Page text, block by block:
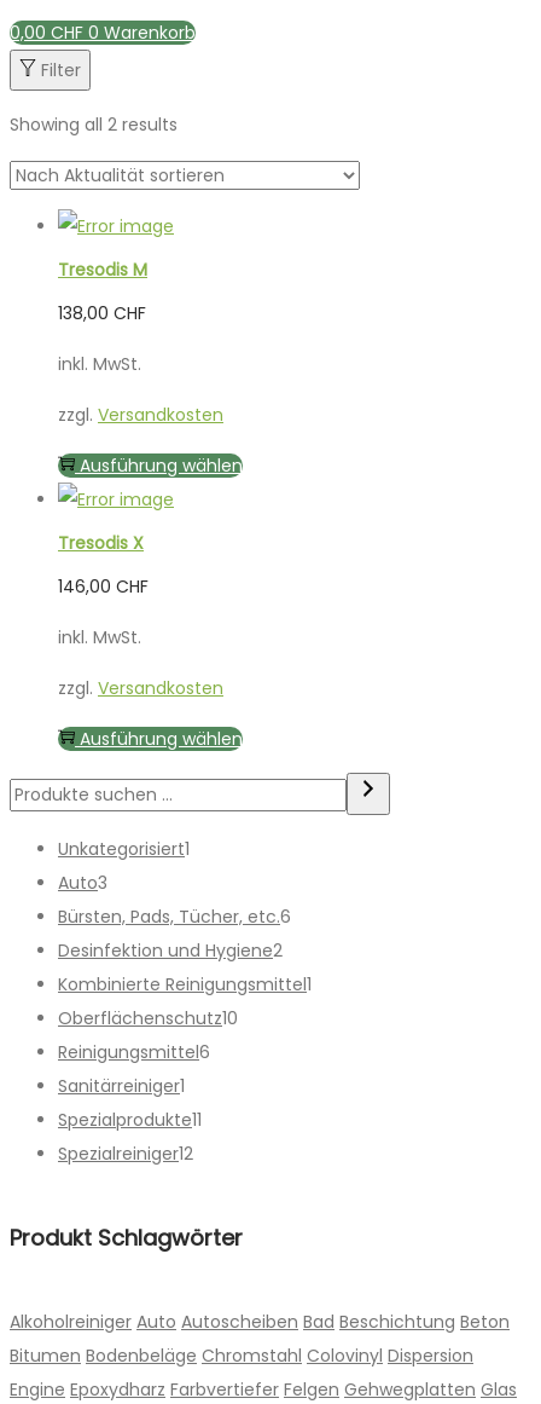
0,00 CHF 0 Warenkorb
Filter
Showing all 2 results
Tresodis M
138,00 CHF
inkl. MwSt.
zzgl. Versandkosten
Ausführung wählenDieses
können
werden
Tresodis X
146,00 CHF
inkl. MwSt.
zzgl. Versandkosten
Ausführung wählenDieses
weist
auf.
Die
Optionen
Suchen
Unkategorisiert1
Auto3
Produkte
Bürsten, Pads, Tücher, etc.6
Desinfektion und Hygiene22
Produkte
Kombinierte Reinigungsmittel1
Oberflächenschutz10
Reinigungsmittel6
Sanitärreiniger1
Produkt
Spezialprodukte11
Spezialreiniger1212
Produkt Schlagwörter
Alkoholreiniger Auto Autoscheiben Bad Beschichtung Beton
Bitumen Bodenbeläge Chromstahl Colovinyl Dispersion
Engine Epoxydharz Farbvertiefer Felgen Gehwegplatten Glas